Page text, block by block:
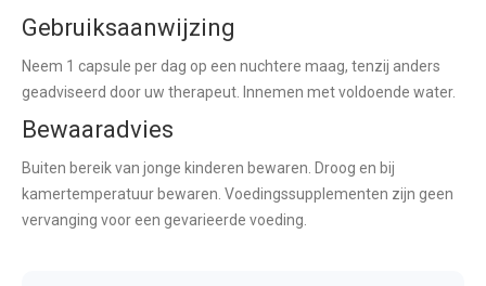
Gebruiksaanwijzing
Neem 1 capsule per dag op een nuchtere maag, tenzij anders
geadviseerd door uw therapeut. Innemen met voldoende water.
Bewaaradvies
Buiten bereik van jonge kinderen bewaren. Droog en bij
kamertemperatuur bewaren. Voedingssupplementen zijn geen
vervanging voor een gevarieerde voeding.